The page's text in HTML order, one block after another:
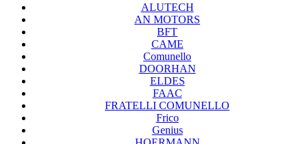
ALUTECH
AN MOTORS
BFT
CAME
Comunello
DOORHAN
ELDES
FAAC
FRATELLI COMUNELLO
Frico
Genius